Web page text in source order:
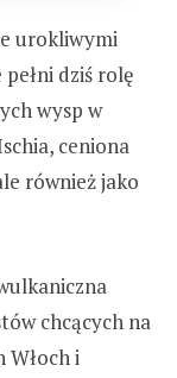
urokliwymi
dziś rolę
wysp w
ceniona
również jako
chcących na
Włoch i